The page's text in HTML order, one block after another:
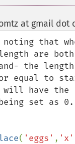
at gmail dot
that
are both
the
equal to
will have the
set as 0.
( 'eggs' , 'x'